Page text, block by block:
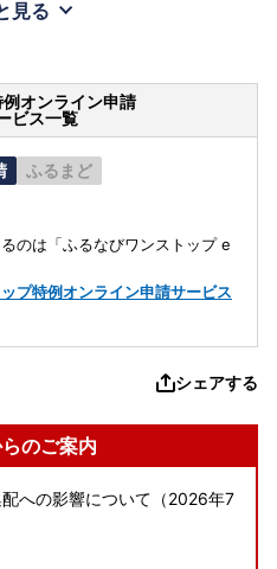
見る
オンライン申請
ビス一覧
ふるまど
のは「ふるなびワンストップ e
プ特例オンライン申請サービス
シェアする
のご案内
配への影響について（2026年7